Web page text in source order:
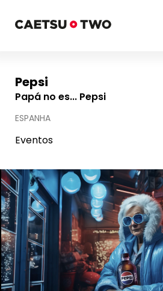
Pepsi
Papá no es... Pepsi
ESPANHA
Eventos